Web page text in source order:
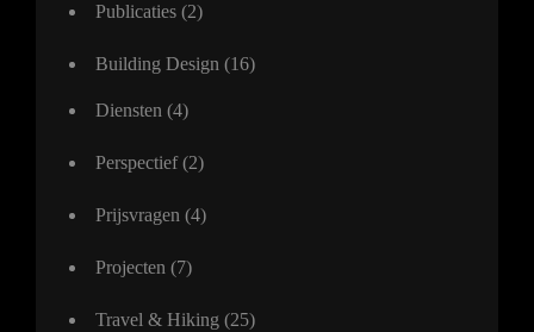
Publicaties (2)
Building Design (16)
Diensten (4)
Perspectief(2)
Prijsvragen (4)
Projecten (7)
Travel & Hiking (25)